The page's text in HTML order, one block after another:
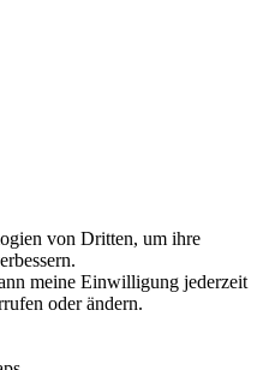
von Dritten, um ihre
meine Einwilligung jederzeit
oder ändern.